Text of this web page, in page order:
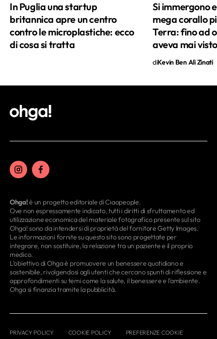
In Puglia una startup
britannica apre un centro
contro le microplastiche: ecco
di cosa si tratta
Si immergono
mega corallo
Terra: fino ad
aveva mai visto
diKevin Ben Alì Zinati
Ohga!è un progetto editoriale di Ciaopeople.
Ove non espressamente indicato, tutti i diritti di sfruttamento ed
utilizzazione economica del materiale fotografico presente sul sito
Ohga! sono da intendersi di proprietà del fornitore Getty Images.
Le informazioni fornite su questo sito sono progettate per
integrare, non sostituire, la relazione tra un paziente e il proprio
medico.
L’obiettivo di Ohga è promuovere un benessere quotidiano e
sostenibile, rivolgendosi agli utenti che cercano spunti di riflessione e
approfondimenti su temi come la salute, il benessere e l’ambiente.
Ohga si finanzia tramite la pubblicità.
PRIVACY POLICY COOKIE POLICY PREFERENZE COOKIE